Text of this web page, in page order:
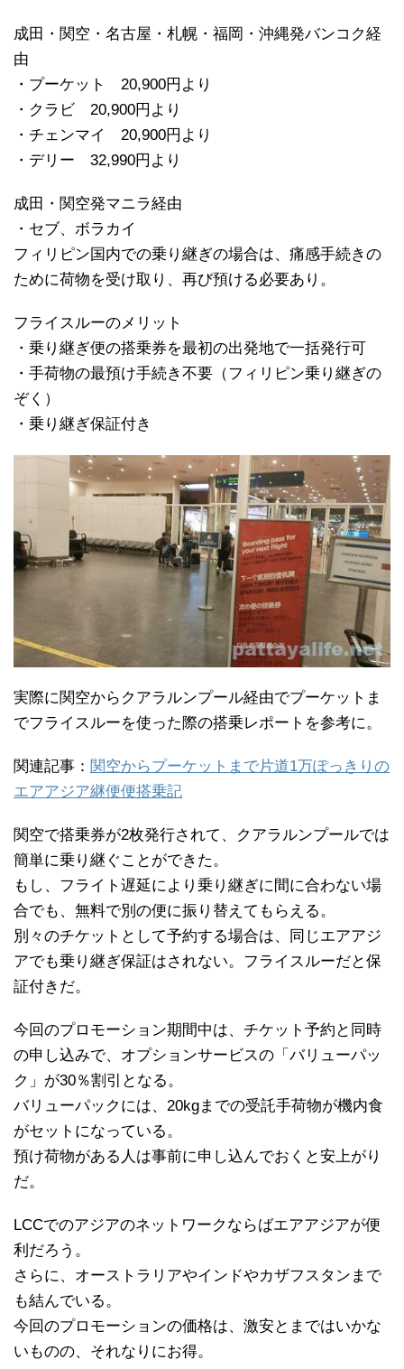
成田・関空・名古屋・札幌・福岡・沖縄発バンコク経
由
・プーケット 20,900円より
・クラビ 20,900円より
・チェンマイ 20,900円より
・デリー 32,990円より
成田・関空発マニラ経由
・セブ、ボラカイ
フィリピン国内での乗り継ぎの場合は、痛感手続きの
ために荷物を受け取り、再び預ける必要あり。
フライスルーのメリット
・乗り継ぎ便の搭乗券を最初の出発地で一括発行可
・手荷物の最預け手続き不要（フィリピン乗り継ぎの
ぞく）
・乗り継ぎ保証付き
実際に関空からクアラルンプール経由でプーケットま
でフライスルーを使った際の搭乗レポートを参考に。
関連記事： 関空からプーケットまで片道1万ぽっきりの
エアアジア継便便搭乗記
関空で搭乗券が2枚発行されて、クアラルンプールでは
簡単に乗り継ぐことができた。
もし、フライト遅延により乗り継ぎに間に合わない場
合でも、無料で別の便に振り替えてもらえる。
別々のチケットとして予約する場合は、同じエアアジ
アでも乗り継ぎ保証はされない。フライスルーだと保
証付きだ。
今回のプロモーション期間中は、チケット予約と同時
の申し込みで、オプションサービスの「バリューパッ
ク」が30％割引となる。
バリューパックには、20kgまでの受託手荷物が機内食
がセットになっている。
預け荷物がある人は事前に申し込んでおくと安上がり
だ。
LCCでのアジアのネットワークならばエアアジアが便
利だろう。
さらに、オーストラリアやインドやカザフスタンまで
も結んでいる。
今回のプロモーションの価格は、激安とまではいかな
いものの、それなりにお得。